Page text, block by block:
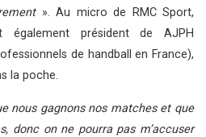
». Au micro de RMC Sport,
président de AJPH
de handball en France),
la poche.
nous gagnons nos matches et que
donc on ne pourra pas m’accuser